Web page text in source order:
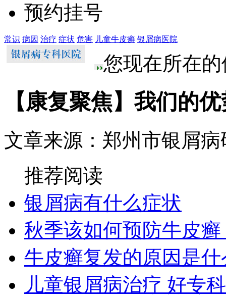
预约挂号
常识 病因 治疗 症状 危害 儿童牛皮癣 银屑病医院
您现在所在
【康复聚焦】我们的
文章来源：郑州市银屑病
推荐阅读
银屑病有什么症状
秋季该如何预防牛皮癣
牛皮癣复发的原因是什
儿童银屑病治疗 好专